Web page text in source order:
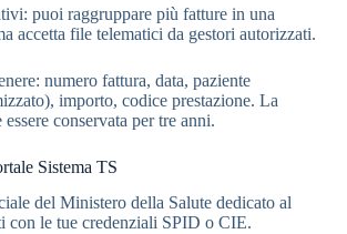
puoi raggruppare più fatture in una
accetta file telematici da gestori autorizzati.
numero fattura, data, paziente
importo, codice prestazione. La
conservata per tre anni.
Sistema TS
del Ministero della Salute dedicato al
con le tue credenziali SPID o CIE.